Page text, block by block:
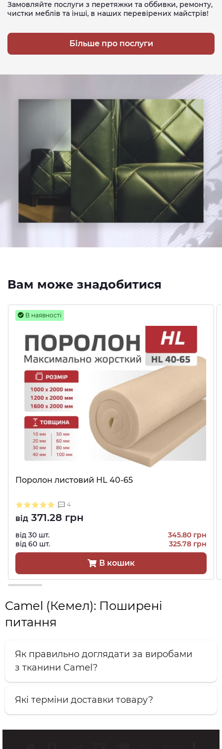
Замовляйте послуги з перетяжки та оббивки, ремонту,
чистки меблів та інші, в наших перевірених майстрів!
Більше про послуги
Вам може знадобитися
В наявності
Поролон листовий HL 40-65
4
від 371.28 грн
від 30 шт.
345.80 грн
від 60 шт.
325.78 грн
В кошик
Camel (Кемел): Поширені
питання
Як правильно доглядати за виробами
з тканини Camel?
Які терміни доставки товару?